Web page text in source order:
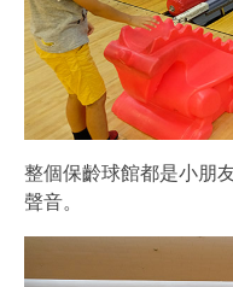
整個保齡球館都是小朋
聲音。